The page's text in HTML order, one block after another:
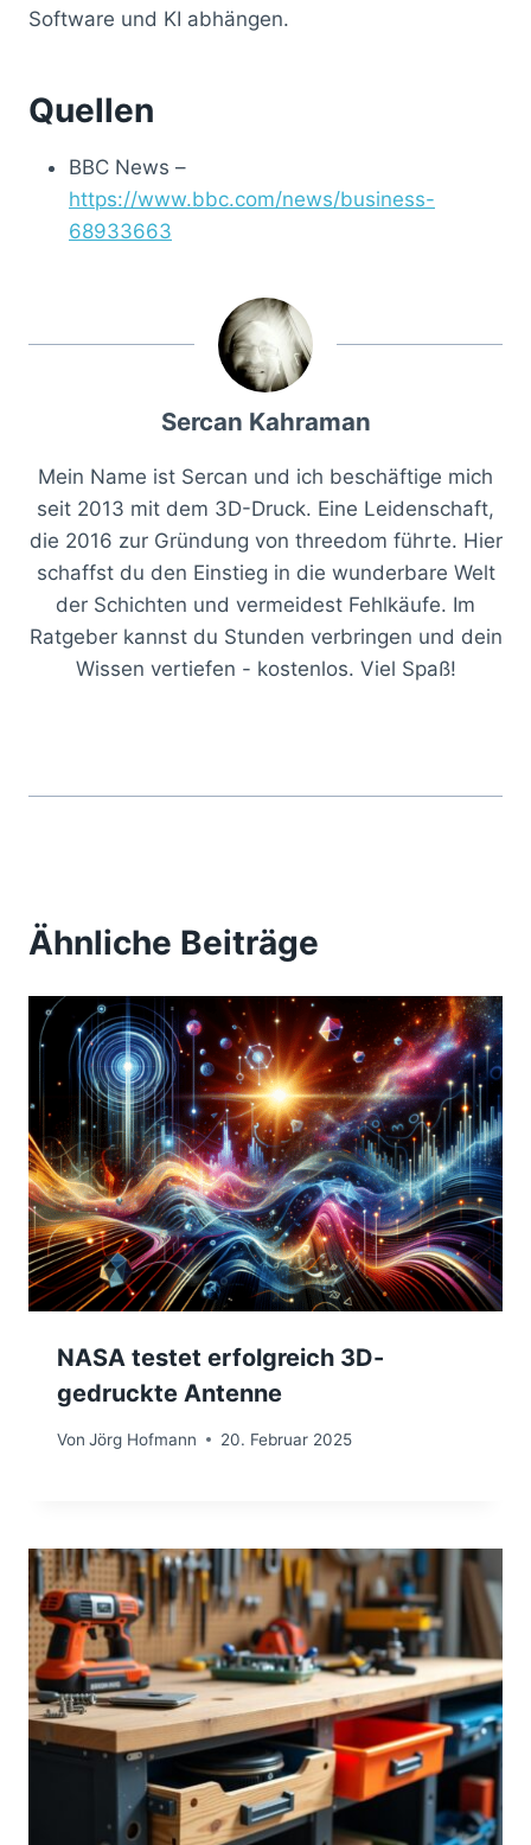
Software und KI abhängen.
Quellen
BBC News –
https://www.bbc.com/news/business-
68933663
Sercan Kahraman
Mein Name ist Sercan und ich beschäftige mich
seit 2013 mit dem 3D-Druck. Eine Leidenschaft,
die 2016 zur Gründung von threedom führte. Hier
schaffst du den Einstieg in die wunderbare Welt
der Schichten und vermeidest Fehlkäufe. Im
Ratgeber kannst du Stunden verbringen und dein
Wissen vertiefen - kostenlos. Viel Spaß!
Ähnliche Beiträge
NASA testet erfolgreich 3D-
gedruckte Antenne
Von Jörg Hofmann 20. Februar 2025